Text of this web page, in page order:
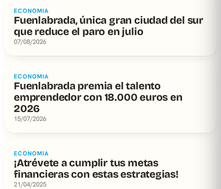
ECONOMIA
Fuenlabrada, única gran ciudad del sur
que reduce el paro en julio
07/08/2026
ECONOMIA
Fuenlabrada premia el talento
emprendedor con 18.000 euros en
2026
15/07/2026
ECONOMIA
¡Atrévete a cumplir tus metas
financieras con estas estrategias!
21/04/2025